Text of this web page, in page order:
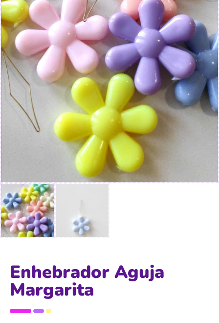
Enhebrador Aguja
Margarita